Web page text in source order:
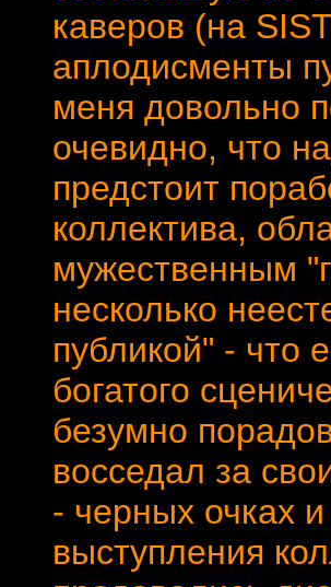
каверов (на
аплодисменты
меня довольно
очевидно, что
предстоит
коллектива,
мужественным
несколько
публикой" - что
богатого
безумно
восседал за
- черных очках
выступления